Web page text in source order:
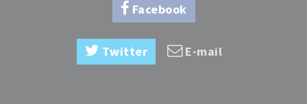
Facebook
Twitter E-mail